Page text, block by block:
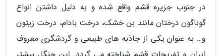
در جنوب جزیره قشم واقع شده و به دلیل داشتن انواع
گوناگون درختان مانند بن خشک، درخت بادام، درخت زیتون
و… به عنوان یکی از جاذبه های طبیعی و گردشگری معروف